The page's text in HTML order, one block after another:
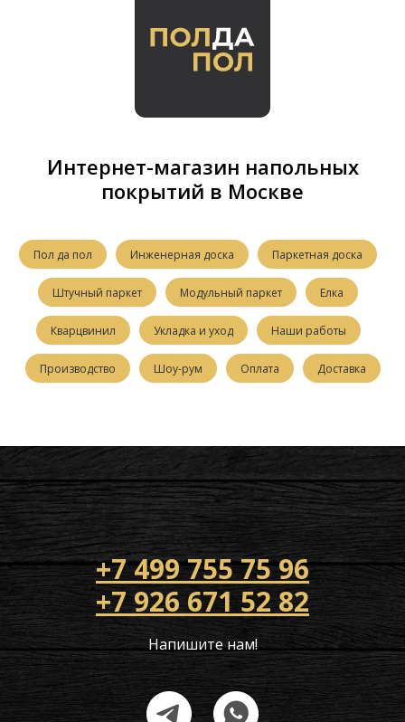
Интернет-магазин напольных
покрытий в Москве
Пол да пол Инженерная доска Паркетная доска
Штучный паркет Модульный паркет Елка
Кварцвинил Укладка и уход Наши работы
Производство Шоу-рум Оплата Доставка
+7 499 755 75 96
+7 926 671 52 82
Напишите нам!